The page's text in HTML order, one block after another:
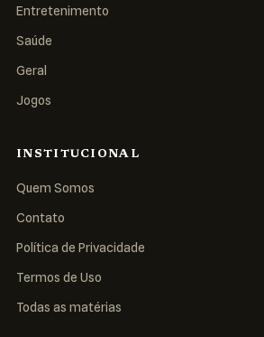
Entretenimento
Saúde
Geral
Jogos
INSTITUCIONAL
Quem Somos
Contato
Política de Privacidade
Termos de Uso
Todas as matérias